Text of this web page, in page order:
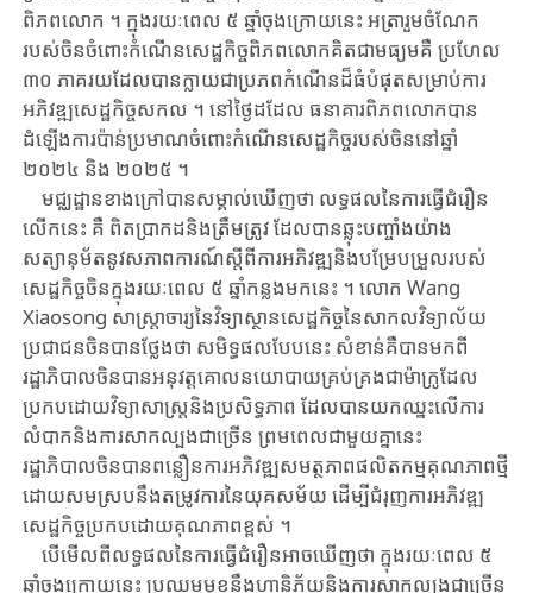
ពិភពលោក ​។ ​ក្នុងរយៈពេល ​៥ ​ឆ្នាំ​ចុង​ក្រោយ​នេះ ​អត្រា​រួម​ចំណែក
របស់ចិន​ចំពោះកំណើន​សេដ្ឋកិច្ច​ពិភពលោកគិត​ជាមធ្យមគឺ ​ប្រហែល ​
៣០ ​ភាគរយ​ដែល​បាន​ក្លាយជា​ប្រភពកំណើន​ដ៏​ធំបំផុត​សម្រាប់​ការ
អភិវឌ្ឍ​សេដ្ឋកិច្ច​សកល ​។ ​នៅ​ថ្ងៃ​ដដែល ​ធនាគារពិភពលោកបាន​
ដំឡើង​ការប៉ាន់ប្រមាណ​ចំពោះ​កំណើន​សេដ្ឋកិច្ច​របស់​ចិន​នៅ​ឆ្នាំ ​
២០២៤ ​និង ​២០២៥ ​។
មជ្ឈដ្ឋានខាងក្រៅបានសម្គាល់ឃើញថា ​លទ្ធផលនៃការធ្វើជំរឿន
លើកនេះ ​គឺ ​ពិត​ប្រាកដ​និង​ត្រឹមត្រូវ ​ដែល​បាន​ឆ្លុះបញ្ចាំង​យ៉ាង
សត្យានុម័ត​នូវ​សភាពការណ៍​ស្តីពី​ការ​អភិវឌ្ឍ​និង​បម្រែ​បម្រួល​របស់​
សេដ្ឋកិច្ច​ចិន​ក្នុង​រយៈពេល​ ៥ ​ឆ្នាំកន្លងមកនេះ ​។ ​លោក ​Wang ​
Xiaosong ​សាស្រ្តាចារ្យនៃវិទ្យាស្ថានសេដ្ឋកិច្ច​នៃសាកលវិទ្យាល័យ
ប្រជាជនចិន​បាន​ថ្លែង​ថា ​សមិទ្ធផលបែបនេះ ​សំខាន់គឺបានមកពី​
រដ្ឋាភិបាលចិន​បាន​អនុវត្ត​គោលនយោ​បាយ​គ្រប់គ្រង​ជា​ម៉ាក្រូ​ដែល​
ប្រកបដោយ​វិទ្យាសាស្ត្រនិងប្រសិទ្ធភាព ​ដែលបាន​យក​ឈ្នះ​លើ​ការ
លំបាកនិងការសាកល្បងជាច្រើន ​ព្រមពេលជាមួយគ្នានេះ ​
រដ្ឋាភិបាលចិន​បាន​ពន្លឿន​ការអភិវឌ្ឍសមត្ថភាពផលិតកម្មគុណភាពថ្មី​
ដោយសមស្របនឹងតម្រូវការនៃយុគសម័យ ​ដើម្បី​ជំរុញ​ការអភិវឌ្ឍ
សេដ្ឋកិច្ច​ប្រកបដោយ​គុណភាពខ្ពស់ ​។
បើ​មើលពី​លទ្ធផល​នៃ​ការធ្វើ​ជំរឿន​អាចឃើញថា ​ក្នុងរយៈពេល ​៥ ​
ឆ្នាំ​ចុងក្រោយនេះ ​ប្រឈម​មុខ​នឹង​ហានិភ័យ​និង​ការសាកល្បងជាច្រើន ​